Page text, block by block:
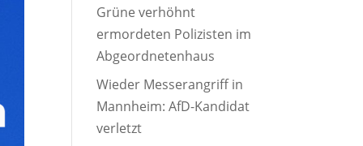
Grüne verhöhnt
ermordeten Polizisten im
Abgeordnetenhaus
Wieder Messerangriff in
Mannheim: AfD-Kandidat
verletzt